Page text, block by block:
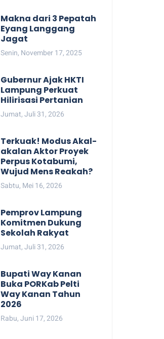
Makna dari 3 Pepatah
Eyang Langgang
Jagat
Senin, November 17, 2025
Gubernur Ajak HKTI
Lampung Perkuat
Hilirisasi Pertanian
Jumat, Juli 31, 2026
Terkuak! Modus Akal-
akalan Aktor Proyek
Perpus Kotabumi,
Wujud Mens Reakah?
Sabtu, Mei 16, 2026
Pemprov Lampung
Komitmen Dukung
Sekolah Rakyat
Jumat, Juli 31, 2026
Bupati Way Kanan
Buka PORKab Pelti
Way Kanan Tahun
2026
Rabu, Juni 17, 2026